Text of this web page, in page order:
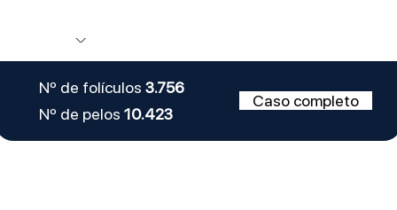
Nº de folículos 3.756
Nº de pelos 10.423
Caso completo